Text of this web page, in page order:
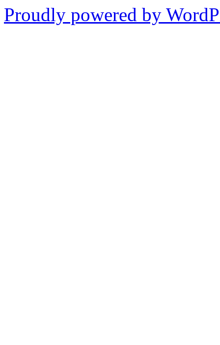
Proudly powered by